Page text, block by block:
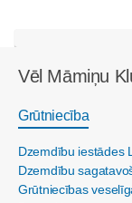
Vēl Māmiņu
Grūtniecība
Dzemdību iestādes
Dzemdību
Grūtniecības